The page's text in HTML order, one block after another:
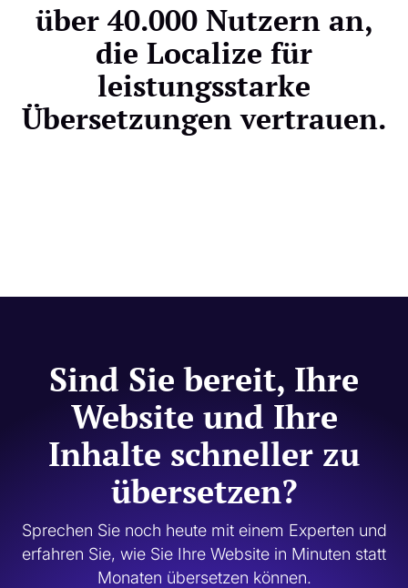
über 40.000 Nutzern an,
die Localize für
leistungsstarke
Übersetzungen vertrauen.
Sind Sie bereit, Ihre
Website und Ihre
Inhalte schneller zu
übersetzen?
Sprechen Sie noch heute mit einem Experten und
erfahren Sie, wie Sie Ihre Website in Minuten statt
Monaten übersetzen können.